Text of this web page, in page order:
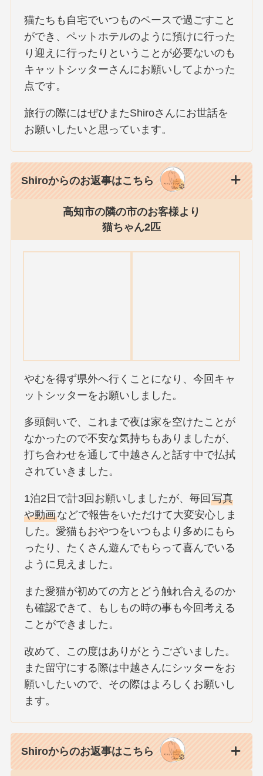
猫たちも自宅でいつものペースで過ごすこと
ができ、ペットホテルのように預けに行った
り迎えに行ったりということが必要ないのも
キャットシッターさんにお願いしてよかった
点です。
旅行の際にはぜひまたShiroさんにお世話を
お願いしたいと思っています。
Shiroからのお返事はこちら
高知市の隣の市のお客様より
猫ちゃん2匹
やむを得ず県外へ行くことになり、今回キャ
ットシッターをお願いしました。
多頭飼いで、これまで夜は家を空けたことが
なかったので不安な気持ちもありましたが、
打ち合わせを通して中越さんと話す中で払拭
されていきました。
1泊2日で計3回お願いしましたが、毎回写真
や動画などで報告をいただけて大変安心しま
した。愛猫もおやつをいつもより多めにもら
ったり、たくさん遊んでもらって喜んでいる
ように見えました。
また愛猫が初めての方とどう触れ合えるのか
も確認できて、もしもの時の事も今回考える
ことができました。
改めて、この度はありがとうございました。
また留守にする際は中越さんにシッターをお
願いしたいので、その際はよろしくお願いし
ます。
Shiroからのお返事はこちら